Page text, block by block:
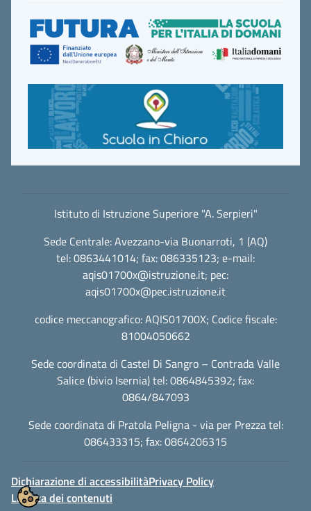
Istituto di Istruzione Superiore "A. Serpieri"
Sede Centrale: Avezzano-via Buonarroti, 1 (AQ)
tel: 0863441014; fax: 086335123; e-mail:
aqis01700x@istruzione.it; pec:
aqis01700x@pec.istruzione.it
codice meccanografico: AQIS01700X; Codice fiscale:
81004050662
Sede coordinata di Castel Di Sangro – Contrada Valle
Salice (bivio Isernia) tel: 0864845392; fax:
0864/847093
Sede coordinata di Pratola Peligna - via per Prezza tel:
086433315; fax: 0864206315
Dichiarazione di accessibilitàPrivacy Policy
Licenza dei contenuti